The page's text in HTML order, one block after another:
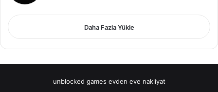
Daha Fazla Yükle
unblocked games evden eve nakliyat